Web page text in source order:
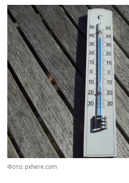
Фото: pxhere.com